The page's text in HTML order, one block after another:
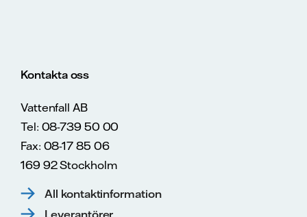
Kontakta oss
Vattenfall AB
Tel: 08-739 50 00
Fax: 08-17 85 06
169 92 Stockholm
All kontaktinformation
Leverantörer